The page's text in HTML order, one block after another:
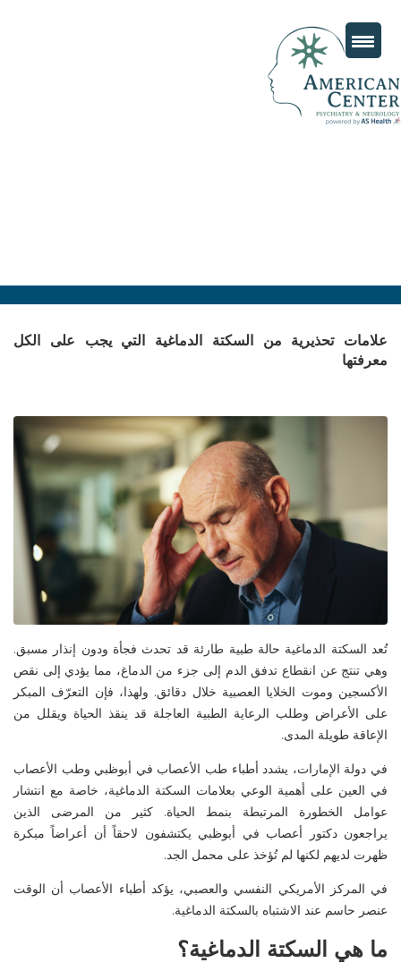
علامات تحذيرية من السكتة الدماغية التي يجب على الكل
معرفتها
تُعد السكتة الدماغية حالة طبية طارئة قد تحدث فجأة ودون إنذار مسبق.
وهي تنتج عن انقطاع تدفق الدم إلى جزء من الدماغ، مما يؤدي إلى نقص
الأكسجين وموت الخلايا العصبية خلال دقائق. ولهذا، فإن التعرّف المبكر
على الأعراض وطلب الرعاية الطبية العاجلة قد ينقذ الحياة ويقلل من
الإعاقة طويلة المدى.
في دولة الإمارات، يشدد أطباء طب الأعصاب في أبوظبي وطب الأعصاب
في العين على أهمية الوعي بعلامات السكتة الدماغية، خاصة مع انتشار
عوامل الخطورة المرتبطة بنمط الحياة. كثير من المرضى الذين
يراجعوندكتور أعصاب في أبوظبي يكتشفون لاحقاً أن أعراضاً مبكرة
ظهرت لديهم لكنها لم تُؤخذ على محمل الجد.
في المركز الأمريكي النفسي والعصبي، يؤكد أطباء الأعصاب أن الوقت
عنصر حاسم عند الاشتباه بالسكتة الدماغية.
ما هي السكتة الدماغية؟